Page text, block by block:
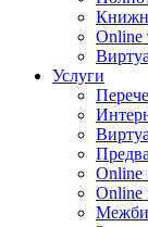
Online
Услуги
Online
Online